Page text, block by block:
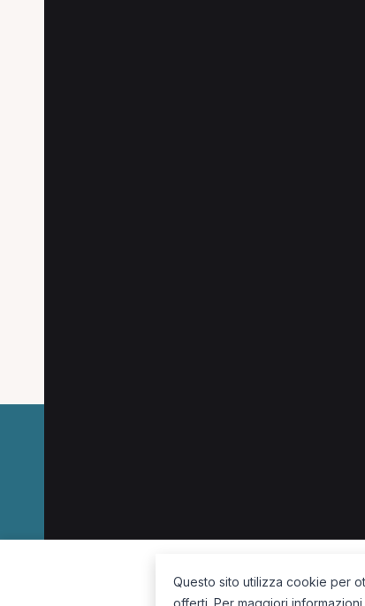
Questo sito utilizza cookie per
offerti. Per maggiori informazioni